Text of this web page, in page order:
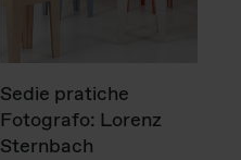
Sedie pratiche
Fotografo: Lorenz
Sternbach